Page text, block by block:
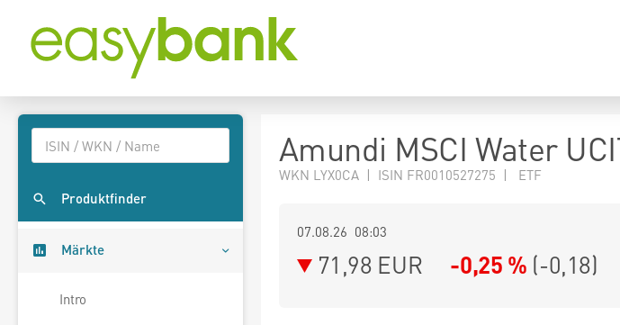
Produktfinder
Märkte
Intro
Amundi MSCI Water
WKN LYX0CA | ISIN FR0010527275 | ETF
07.08.26 08:03
71,98 EUR -0,25 % (-0,18)